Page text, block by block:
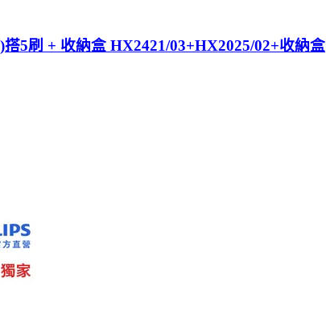
5刷 + 收納盒 HX2421/03+HX2025/02+收納盒